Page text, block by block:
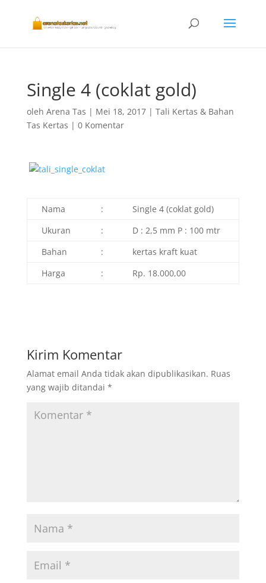
Single 4 (coklat gold)
oleh Arena Tas | Mei 18, 2017| Tali Kertas & Bahan
Tas Kertas | 0 Komentar
Nama :
Single 4 (coklat gold)
Ukuran
:
D : 2,5 mm P : 100 mtr
Bahan
:
kertas kraft kuat
Harga
: Rp. 18.000,00
Kirim Komentar
Alamat email Anda tidak akan dipublikasikan. Ruas
yang wajib ditandai *